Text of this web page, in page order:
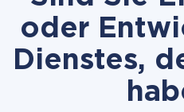
oder
Dienstes,